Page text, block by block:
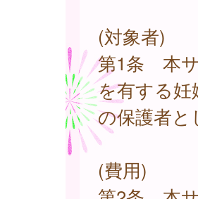
(対象者)
第1条 本サ
を有する妊
の保護者と
(費用)